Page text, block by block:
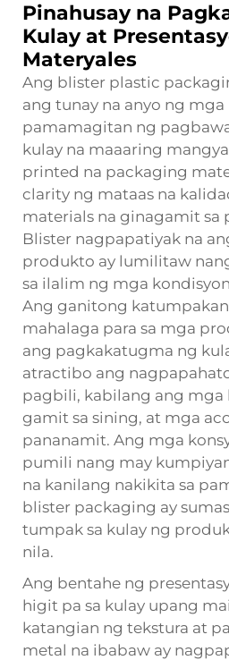
Pinahusay na
Kulay at
Materyales
Ang blister plastic
ang tunay na anyo ng
pamamagitan ng
kulay na maaaring
printed na packaging
clarity ng mataas na
materials na ginagamit sa
Blister nagpapatiyak na
produkto ay lumilitaw
sa ilalim ng mga
Ang ganitong
mahalaga para sa mga
ang pagkakatugma ng
atractibo ang
pagbili, kabilang ang mga
gamit sa sining, at mga
pananamit. Ang mga
pumili nang may
na kanilang nakikita sa
blister packaging ay
tumpak sa kulay ng
nila.
Ang bentahe ng
higit pa sa kulay upang
katangian ng tekstura at
metal na ibabaw ay